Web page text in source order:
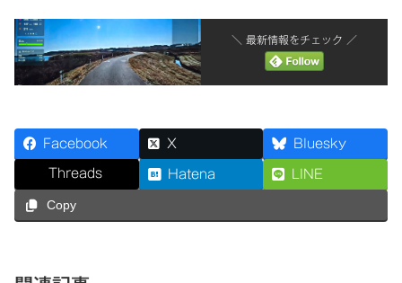
＼ 最新情報をチェック ／
Facebook X Bluesky
Threads Hatena LINE
Copy